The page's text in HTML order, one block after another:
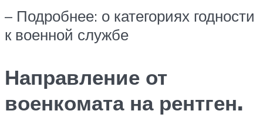
– Подробнее: о категориях годности
к военной службе
Направление от
военкомата на рентген.